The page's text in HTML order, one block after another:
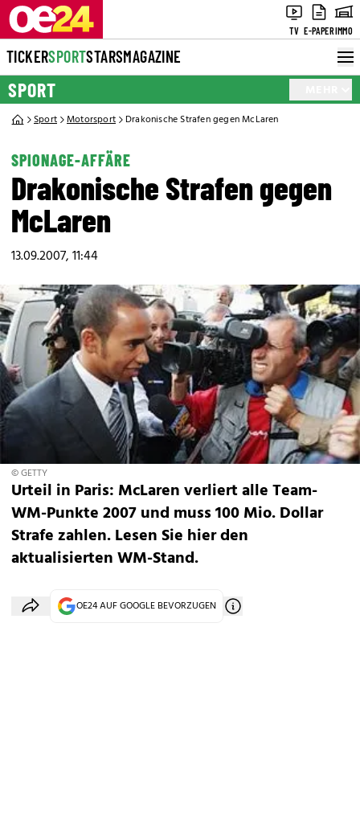
TV E-PAPERIMMO
TICKERSPORTSTARSMAGAZINE
SPORT
Sport Motorsport Drakonische Strafen gegen McLaren
SPIONAGE-AFFÄRE
Drakonische Strafen gegen
McLaren
13.09.2007, 11:44
© GETTY
Urteil in Paris: McLaren verliert alle Team-
WM-Punkte 2007 und muss 100 Mio. Dollar
Strafe zahlen. Lesen Sie hier den
aktualisierten WM-Stand.
OE24 AUF GOOGLE BEVORZUGEN